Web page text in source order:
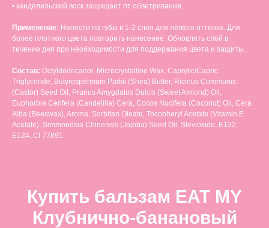
• канделильский воск защищает от обветривания.
Применение: Нанести на губы в 1-2 слоя для лёгкого оттенка. Для
более плотного цвета повторить нанесение. Обновлять слой в
течение дня при необходимости для поддержания цвета и защиты.
Состав: Octyldodecanol, Microcrystalline Wax, Caprylic/Capric
Triglyceride, Butyrospermum Parkii (Shea) Butter, Ricinus Communis
(Castor) Seed Oil, Prunus Amygdalus Dulcis (Sweet Almond) Oil,
Euphorbia Cerifera (Candelilla) Cera, Cocos Nucifera (Coconut) Oil, Cera
Alba (Beeswax), Aroma, Sorbitan Oleate, Tocopheryl Acetate (Vitamin E
Acetate), Simmondsia Chinensis (Jojoba) Seed Oil, Stevioside, Е132,
Е124, CI 77891.
Купить бальзам EAT MY
Клубнично-банановый